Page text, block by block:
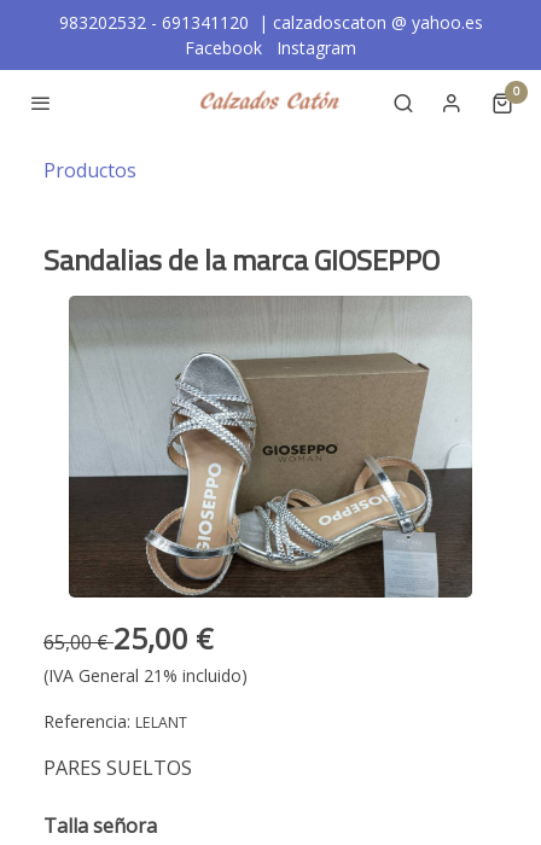
983202532 - 691341120 | calzadoscaton @ yahoo.es
Facebook
Instagram
0
Productos
Sandalias de la marca GIOSEPPO
65,00 €25,00 €
(IVA General 21% incluido)
Referencia: LELANT
PARES SUELTOS
Talla señora